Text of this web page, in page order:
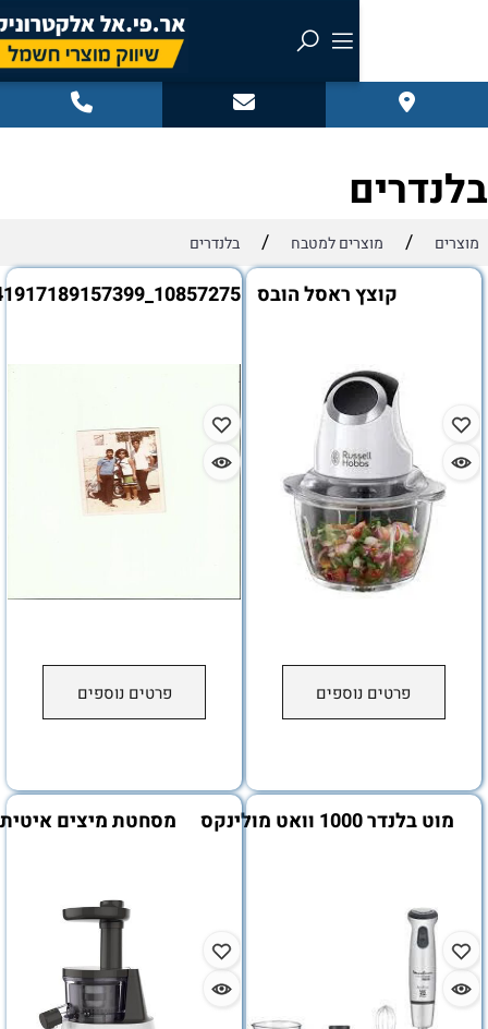
/ מוצרים למטבח / בלנדרים
קוצץ ראסל הובס
פרטים נוספים
10857275_1041917189157399_4959287228855631198_o
פרטים נוספים
וואט מולינקס מסחטת מיצים איטית